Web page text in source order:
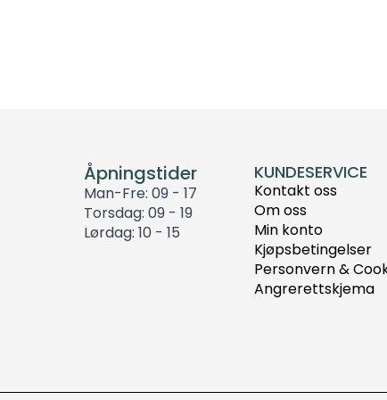
Åpningstider
Man-Fre: 09 - 17
Torsdag: 09 - 19
Lørdag: 10 - 15
KUNDESERVICE
Kontakt oss
Om oss
Min konto
Kjøpsbetingelser
Personvern &
Angrerettskjema